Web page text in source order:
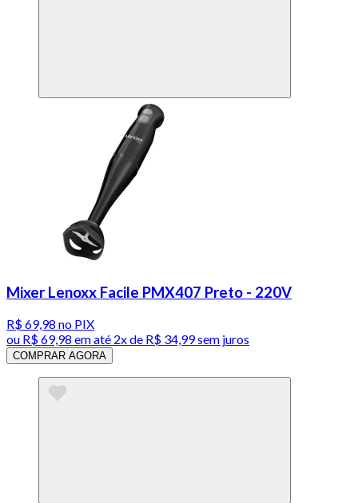
Mixer Lenoxx Facile PMX407 Preto - 220V
R$ 69,98 no PIX
ou R$ 69,98 em até 2x de R$ 34,99 sem juros
COMPRAR AGORA